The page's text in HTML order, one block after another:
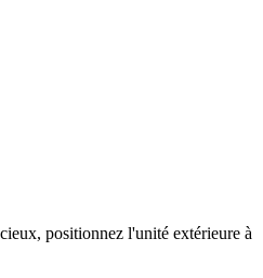
positionnez l'unité extérieure à